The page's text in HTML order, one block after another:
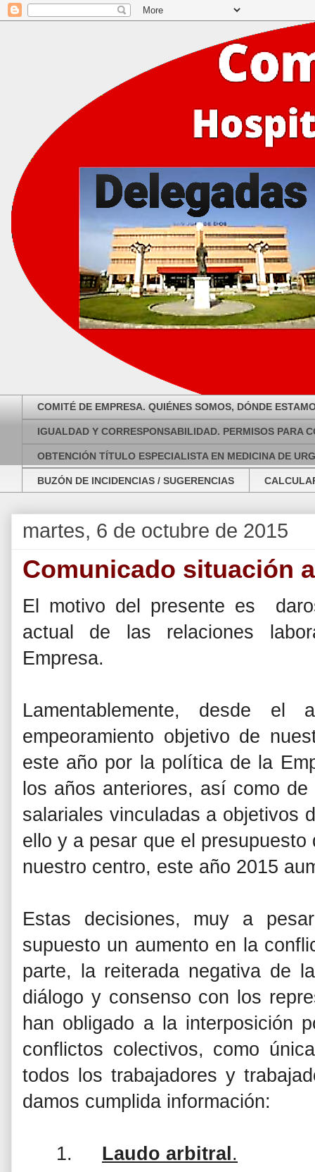
COMITÉ DE EMPRESA. QUIÉNES SOMOS, DÓNDE
IGUALDAD Y CORRESPONSABILIDAD. PERMISOS PARA
OBTENCIÓN TÍTULO ESPECIALISTA EN MEDICINA DE
BUZÓN DE INCIDENCIAS / SUGERENCIAS
martes, 6 de octubre de 2015
Comunicado situación
El motivo del presente es
actual de las relaciones
Empresa.
Lamentablemente, desde el
empeoramiento objetivo de
este año por la política de la
los años anteriores, así como
salariales vinculadas a objetivos
ello y a pesar que el
nuestro centro, este año 2015
Estas decisiones, muy a
supuesto un aumento en la
parte, la reiterada negativa de
diálogo y consenso con los
han obligado a la interposición
conflictos colectivos, como
todos los trabajadores y
damos cumplida información:
1. Laudo arbitral .